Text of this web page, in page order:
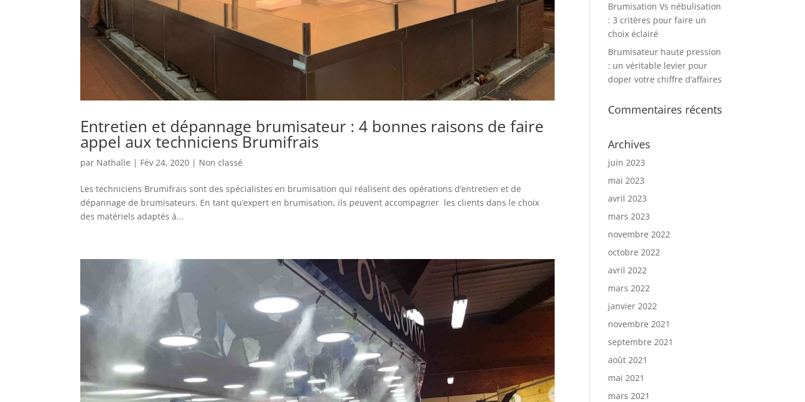
Entretien et dépannage brumisateur : 4 bonnes raisons de faire
appel aux techniciens Brumifrais
par Nathalie | Fév 24, 2020 | Non classé
Les techniciens Brumifrais sont des spécialistes en brumisation qui réalisent des opérations d’entretien et de
dépannage de brumisateurs. En tant qu’expert en brumisation, ils peuvent accompagner les clients dans le choix
des matériels adaptés à...
Brumisation Vs nébulisation
: 3 critères pour faire un
choix éclairé
Brumisateur haute pression
: un véritable levier pour
doper votre chiffre d’affaires
Commentaires récents
Archives
juin 2023
mai 2023
avril 2023
mars 2023
novembre 2022
octobre 2022
avril 2022
mars 2022
janvier 2022
novembre 2021
septembre 2021
août 2021
mai 2021
mars 2021